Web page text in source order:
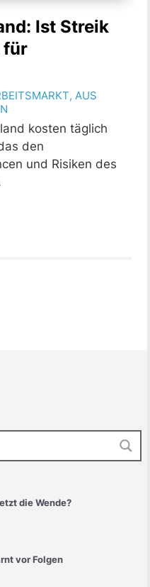
Ist Streik
für
,AUS
kosten täglich
den
und Risiken des
die Wende?
vor Folgen